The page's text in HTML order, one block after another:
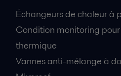
Échangeurs de chaleur à
Condition monitoring
thermique
Vannes anti-mélange à